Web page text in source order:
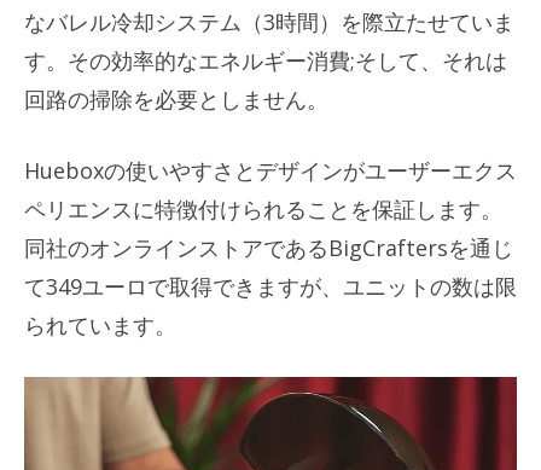
なバレル冷却システム（3時間）を際立たせていま
す。その効率的なエネルギー消費;そして、それは
回路の掃除を必要としません。
Hueboxの使いやすさとデザインがユーザーエクス
ペリエンスに特徴付けられることを保証します。
同社のオンラインストアであるBigCraftersを通じ
て349ユーロで取得できますが、ユニットの数は限
られています。